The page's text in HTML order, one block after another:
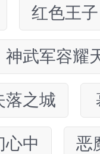
红色王子
神武军容耀
落之城
心中 恶